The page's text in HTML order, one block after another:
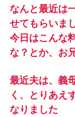
なんと最近は
せてもらいま
今日はこんな
な？とか、お
最近夫は、義
く、とりあえ
なりました